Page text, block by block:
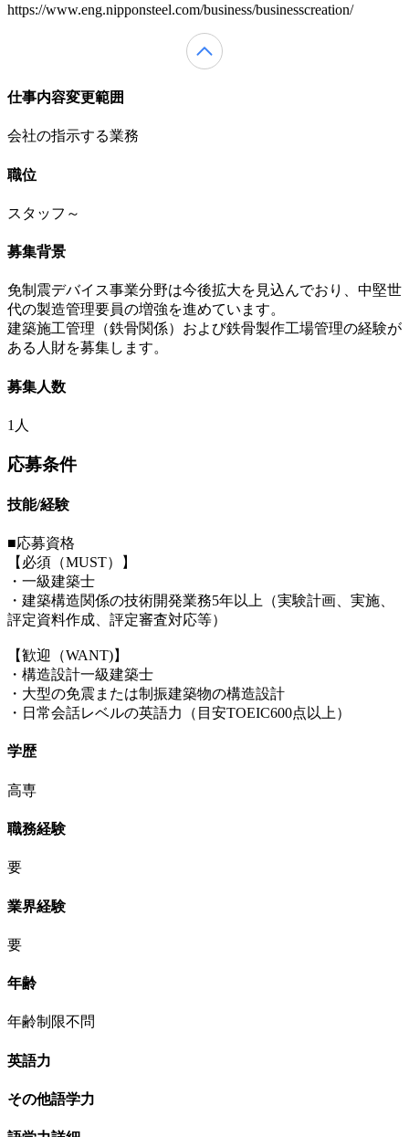
https://www.eng.nipponsteel.com/business/businesscreation/
仕事内容変更範囲
会社の指示する業務
職位
スタッフ～
募集背景
免制震デバイス事業分野は今後拡大を見込んでおり、中堅世
代の製造管理要員の増強を進めています。
建築施工管理（鉄骨関係）および鉄骨製作工場管理の経験が
ある人財を募集します。
募集人数
1人
応募条件
技能/経験
■応募資格
【必須（MUST）】
・一級建築士
・建築構造関係の技術開発業務5年以上（実験計画、実施、
評定資料作成、評定審査対応等）
【歓迎（WANT)】
・構造設計一級建築士
・大型の免震または制振建築物の構造設計
・日常会話レベルの英語力（目安TOEIC600点以上）
学歴
高専
職務経験
要
業界経験
要
年齢
年齢制限不問
英語力
その他語学力